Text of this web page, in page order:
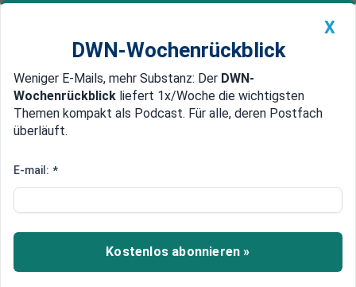
Newsticker MEIN DWN: Geldanlage Premium
Edelmetalle DWN-Magazin China
Goldpreis: Nicht jeder Anleger ist
überzeugt - was nun wichtig ist!
Seit der Wiederwahl von Donald Trump steigen
die Aktienkurse an den US-Börsen kräftig. Aktien
X
DWN-Wochenrückblick
Weniger E-Mails, mehr Substanz: Der DWN-
Wochenrückblick liefert 1x/Woche die wichtigsten
Themen kompakt als Podcast. Für alle, deren Postfach
überläuft.
E-mail: *
Kostenlos abonnieren »